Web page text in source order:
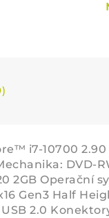
i7-10700
Mechanika:
2GB Operační
Gen3 Half
2.0